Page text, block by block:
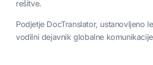
rešitve.
Podjetje DocTranslator, ustanovljeno
vodilni dejavnik globalne